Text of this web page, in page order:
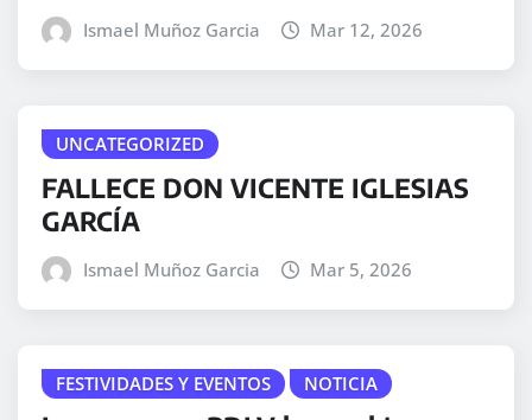
Ismael Muñoz Garcia Mar 12, 2026
UNCATEGORIZED
FALLECE DON VICENTE IGLESIAS
GARCÍA
Ismael Muñoz Garcia Mar 5, 2026
FESTIVIDADES Y EVENTOS NOTICIA